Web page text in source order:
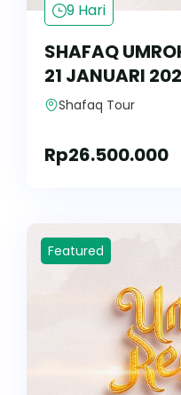
9 Hari
SHAFAQ
21 JANUARI
Shafaq Tour
Rp26.500.000
Featured